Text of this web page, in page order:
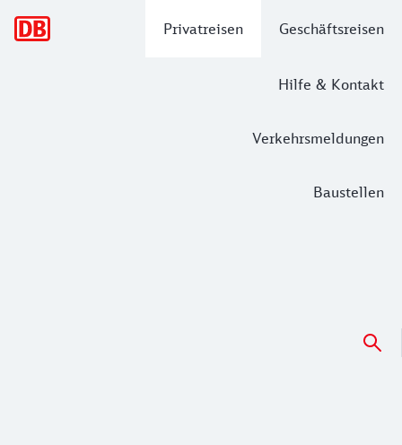
Privatreisen Geschäftsreisen
Hilfe & Kontakt
Verkehrsmeldungen
Baustellen